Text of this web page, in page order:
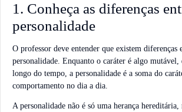
1. Conheça as diferenças
personalidade
O professor deve entender que existem diferenças
personalidade. Enquanto o caráter é algo mutável,
longo do tempo, a personalidade é a soma do
comportamento no dia a dia.
A personalidade não é só uma herança hereditária,